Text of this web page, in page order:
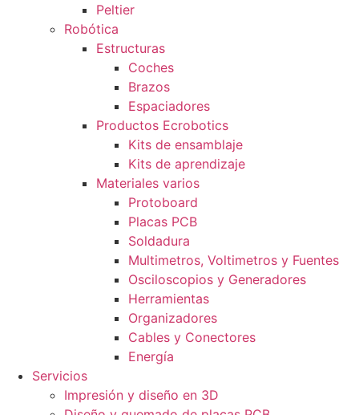
Peltier
Robótica
Estructuras
Coches
Brazos
Espaciadores
Productos Ecrobotics
Kits de ensamblaje
Kits de aprendizaje
Materiales varios
Protoboard
Placas PCB
Soldadura
Multimetros, Voltimetros y Fuentes
Osciloscopios y Generadores
Herramientas
Organizadores
Cables y Conectores
Energía
Servicios
Impresión y diseño en 3D